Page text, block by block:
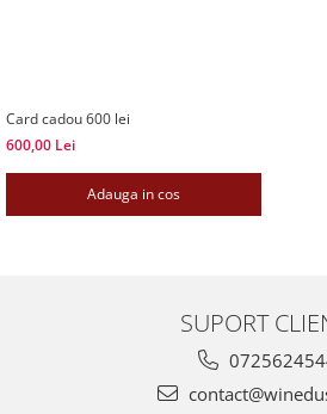
Card cadou 600 lei
600,00 Lei
Adauga in cos
SUPORT